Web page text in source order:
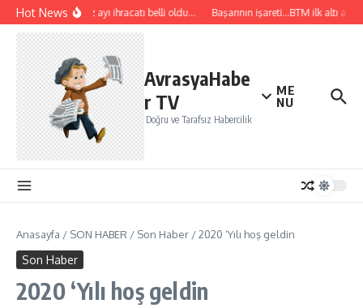
İçeriğe atla
Hot NewsTemmuz ayı ihracatı belli oldu… Başarının işareti…BTM ilk altı
AvrasyaHabe
r TV
Doğru ve Tarafsız Habercilik
ME
NU
Anasayfa / SON HABER / Son Haber /2020 ‘Yılı hoş geldin
Son Haber
2020 ‘Yılı hoş geldin